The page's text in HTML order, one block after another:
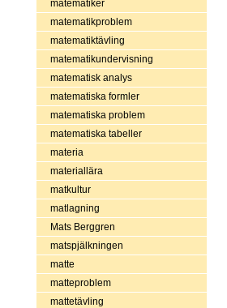
matematiker
matematikproblem
matematiktävling
matematikundervisning
matematisk analys
matematiska formler
matematiska problem
matematiska tabeller
materia
materiallära
matkultur
matlagning
Mats Berggren
matspjälkningen
matte
matteproblem
mattetävling